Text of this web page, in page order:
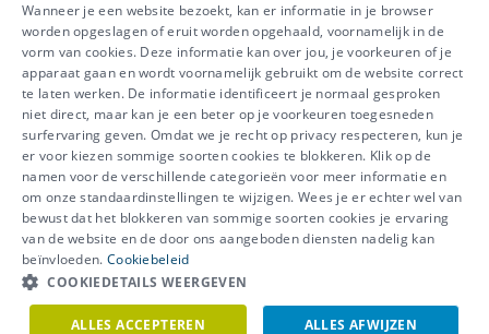
Links
Tracimat
Selectief slopen
IBEVE maakt deel uit van Groep
IDEWE
Disclaimer-Privacy-Cookiebeleid
Meer vragen? Neem
meteen contact op.
Wanneer je een website bezoekt, kan er informatie in je browser
worden opgeslagen of eruit worden opgehaald, voornamelijk in de
vorm van cookies. Deze informatie kan over jou, je voorkeuren of je
apparaat gaan en wordt voornamelijk gebruikt om de website correct
te laten werken. De informatie identificeert je normaal gesproken
niet direct, maar kan je een beter op je voorkeuren toegesneden
surfervaring geven. Omdat we je recht op privacy respecteren, kun je
er voor kiezen sommige soorten cookies te blokkeren. Klik op de
namen voor de verschillende categorieën voor meer informatie en
om onze standaardinstellingen te wijzigen. Wees je er echter wel van
bewust dat het blokkeren van sommige soorten cookies je ervaring
van de website en de door ons aangeboden diensten nadelig kan
beïnvloeden. Cookiebeleid
COOKIEDETAILS WEERGEVEN
ALLES ACCEPTEREN ALLES AFWIJZEN